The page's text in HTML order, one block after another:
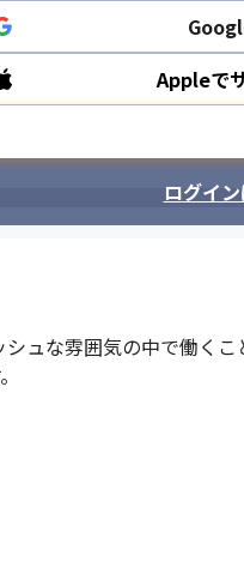
Appleで
ログイ
ュな雰囲気の中で働く